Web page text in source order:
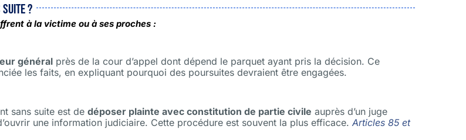
?
à la victime ou à ses proches :
général près de la cour d’appel dont dépend le parquet ayant pris la décision. Ce
les faits, en expliquant pourquoi des poursuites devraient être engagées.
sans suite est de déposer plainte avec constitution de partie civile auprès d’un juge
une information judiciaire. Cette procédure est souvent la plus efficace. Articles 85 et